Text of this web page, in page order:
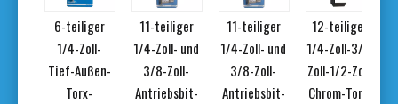
6-teiliger
1/4-Zoll-
Tief-Außen-
Torx-
11-teiliger
1/4-Zoll- und
3/8-Zoll-
Antriebsbit-
11-teiliger
1/4-Zoll- und
3/8-Zoll-
Antriebsbit-
12-teiliges
1/4-Zoll-3/8-
Zoll-1/2-Zoll-
Chrom-Torx-